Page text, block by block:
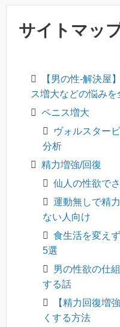
サイトマッ
【男の性-解決屋
ス増大などの悩みを
ペニス増大
ヴォルスター
分析
精力増強/回復
仙人の性欲で
運動無しで精
ない人向け
食生活を変え
5選
男の性欲の仕
する話
【精力回復増
くする方法